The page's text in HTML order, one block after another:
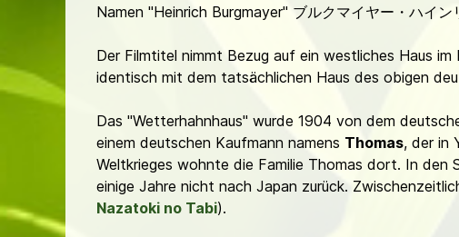
Namen "Heinrich Burgmayer" ブルクマイヤー・ ハイン
Der Filmtitel nimmt Bezug auf ein westliches Haus
identisch mit dem tatsächlichen Haus des obigen
Das "Wetterhahnhaus" wurde 1904 von dem
einem deutschen Kaufmann namens Thomas, der in
Weltkrieges wohnte die Familie Thomas dort. In den
einige Jahre nicht nach Japan zurück.
Nazatoki no Tabi).